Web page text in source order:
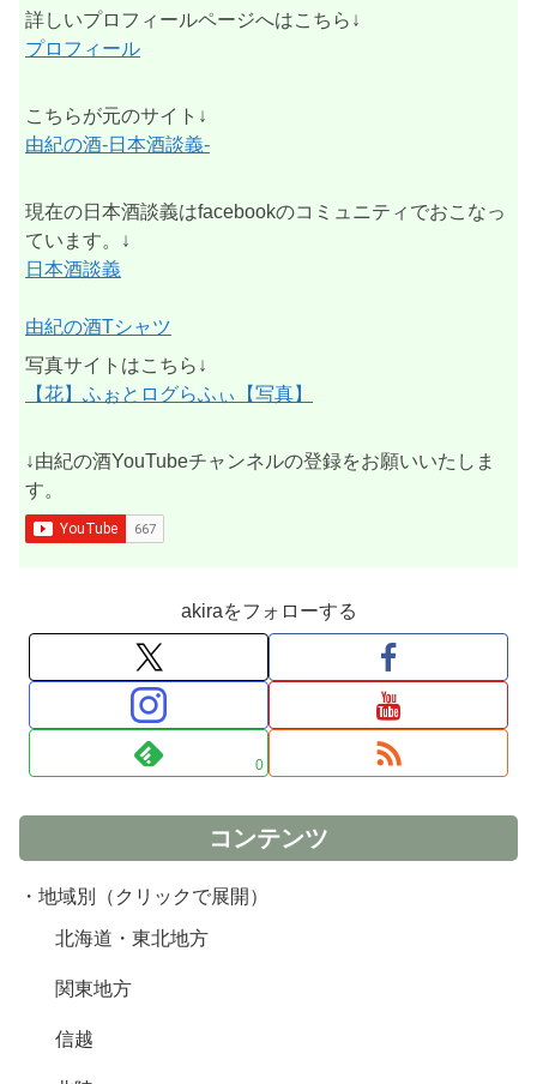
詳しいプロフィールページへはこちら↓
プロフィール
こちらが元のサイト↓
由紀の酒-日本酒談義-
現在の日本酒談義はfacebookのコミュニティでおこなっ
ています。↓
日本酒談義
由紀の酒Tシャツ
写真サイトはこちら↓
【花】ふぉとログらふぃ【写真】
↓由紀の酒YouTubeチャンネルの登録をお願いいたしま
す。
akiraをフォローする
0
コンテンツ
・地域別（クリックで展開）
北海道・東北地方
関東地方
信越